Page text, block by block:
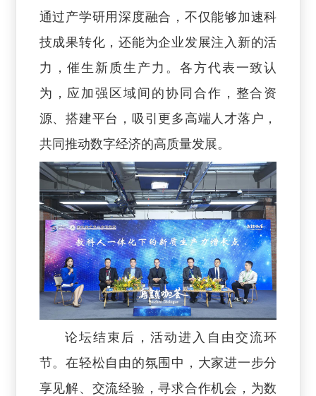
通过产学研用深度融合，不仅能够加速科
技成果转化，还能为企业发展注入新的活
力，催生新质生产力。各方代表一致认
为，应加强区域间的协同合作，整合资
源、搭建平台，吸引更多高端人才落户，
共同推动数字经济的高质量发展。
论坛结束后，活动进入自由交流环
节。在轻松自由的氛围中，大家进一步分
享见解、交流经验，寻求合作机会，为数